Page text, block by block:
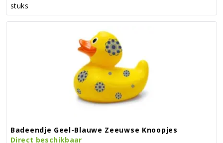
stuks
Badeendje Geel-Blauwe Zeeuwse Knoopjes
Direct beschikbaar